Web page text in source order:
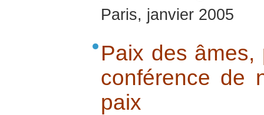
Paris, janvier 2005
Paix des
conférence de
paix